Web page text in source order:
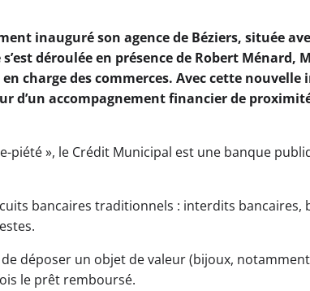
inauguré son agence de Béziers, située
déroulée en présence de Robert Ménard,
charge des commerces. Avec cette
d’un accompagnement financier de
piété », le Crédit Municipal est une banque
bancaires traditionnels : interdits bancaires,
déposer un objet de valeur (bijoux,
le prêt remboursé.